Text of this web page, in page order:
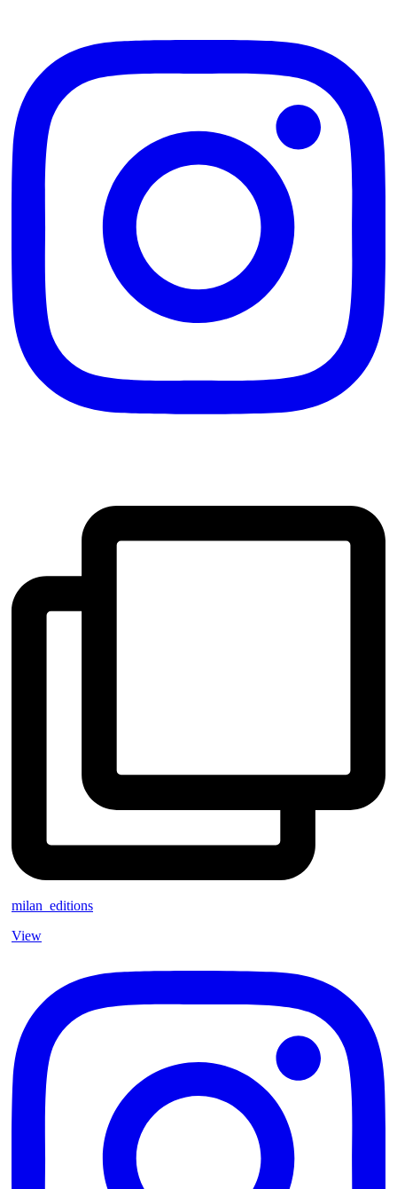
milan_editions
View